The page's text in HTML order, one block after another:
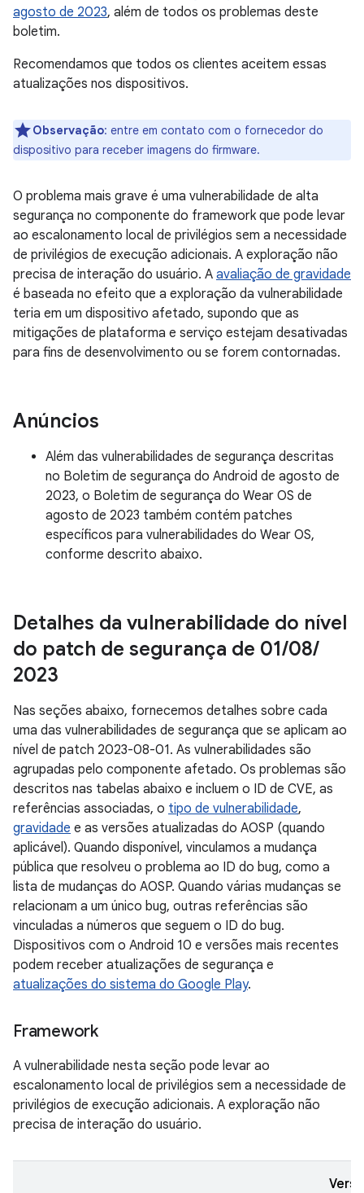
agosto de 2023, além de todos os problemas deste
boletim.
Recomendamos que todos os clientes aceitem essas
atualizações nos dispositivos.
Observação: entre em contato com o fornecedor do
dispositivo para receber imagens do firmware.
O problema mais grave é uma vulnerabilidade de alta
segurança no componente do framework que pode levar
ao escalonamento local de privilégios sem a necessidade
de privilégios de execução adicionais. A exploração não
precisa de interação do usuário. A avaliação de gravidade
é baseada no efeito que a exploração da vulnerabilidade
teria em um dispositivo afetado, supondo que as
mitigações de plataforma e serviço estejam desativadas
para fins de desenvolvimento ou se forem contornadas.
Anúncios
Além das vulnerabilidades de segurança descritas
no Boletim de segurança do Android de agosto de
2023, o Boletim de segurança do Wear OS de
agosto de 2023 também contém patches
específicos para vulnerabilidades do Wear OS,
conforme descrito abaixo.
Detalhes da vulnerabilidade do nível
do patch de segurança de 01/08/
2023
Nas seções abaixo, fornecemos detalhes sobre cada
uma das vulnerabilidades de segurança que se aplicam ao
nível de patch 2023-08-01. As vulnerabilidades são
agrupadas pelo componente afetado. Os problemas são
descritos nas tabelas abaixo e incluem o ID de CVE, as
referências associadas, o tipo de vulnerabilidade,
gravidade e as versões atualizadas do AOSP (quando
aplicável). Quando disponível, vinculamos a mudança
pública que resolveu o problema ao ID do bug, como a
lista de mudanças do AOSP. Quando várias mudanças se
relacionam a um único bug, outras referências são
vinculadas a números que seguem o ID do bug.
Dispositivos com o Android 10 e versões mais recentes
podem receber atualizações de segurança e
atualizações do sistema do Google Play.
Framework
A vulnerabilidade nesta seção pode levar ao
escalonamento local de privilégios sem a necessidade de
privilégios de execução adicionais. A exploração não
precisa de interação do usuário.